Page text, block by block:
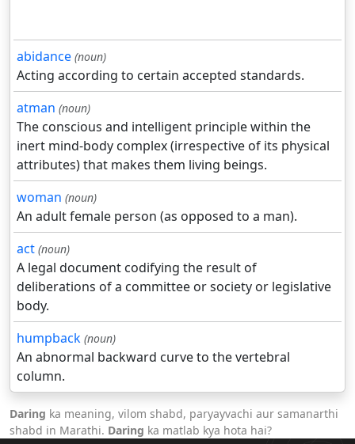
abidance (noun)
Acting according to certain accepted standards.
atman (noun)
The conscious and intelligent principle within the
inert mind-body complex (irrespective of its physical
attributes) that makes them living beings.
woman (noun)
An adult female person (as opposed to a man).
act (noun)
A legal document codifying the result of
deliberations of a committee or society or legislative
body.
humpback (noun)
An abnormal backward curve to the vertebral
column.
Daring ka meaning, vilom shabd, paryayvachi aur samanarthi
shabd in Marathi. Daring ka matlab kya hota hai?